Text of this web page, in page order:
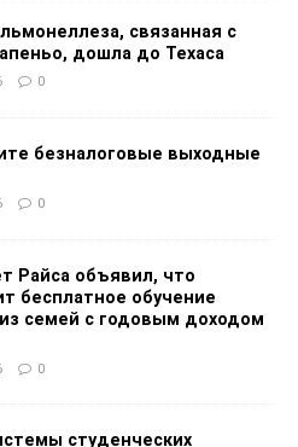
связанная с
дошла до Техаса
0
безналоговые выходные
0
Райса объявил, что
бесплатное обучение
семей с годовым доходом
0
студенческих